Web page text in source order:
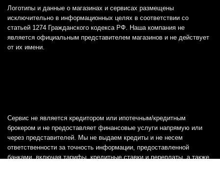
Логотипы и данные о магазинах и сервисах размещены
исключительно в информационных целях в соответствии со
статьей 1274 Гражданского кодекса РФ. Наша компания не
является официальным представителем магазинов и не действует
от их имени.
Сервис не является кредитором или ипотечным/кредитным
брокером и не предоставляет финансовые услуги напрямую или
через представителей. Мы не выдаем кредиты и не несем
ответственности за точность информации, предоставленной
банками, включая тарифы, кредитные ставки и переплаты, а также